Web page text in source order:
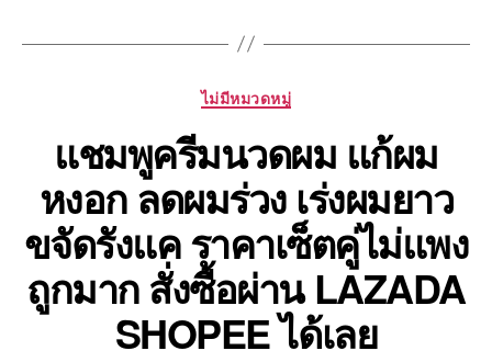
Categories
ไม่มีหมวดหมู่
แชมพูครีมนวดผม แก้ผม
หงอก ลดผมร่วง เร่งผมยาว
ขจัดรังแค ราคาเซ็ตคู่ไม่แพง
ถูกมาก สั่งซื้อผ่าน LAZADA
SHOPEE ได้เลย